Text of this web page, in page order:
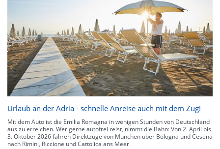
Urlaub an der Adria - schnelle Anreise auch mit dem Zug!
Mit dem Auto ist die Emilia Romagna in wenigen Stunden von Deutschland
aus zu erreichen. Wer gerne autofrei reist, nimmt die Bahn: Von 2. April bis
3. Oktober 2026 fahren Direktzüge von München über Bologna und Cesena
nach Rimini, Riccione und Cattolica ans Meer.